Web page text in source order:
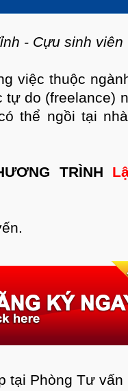
- Cựu sinh viên
việc thuộc
do (freelance)
thể ngồi tại
TRÌNH
tại Phòng Tư vấn